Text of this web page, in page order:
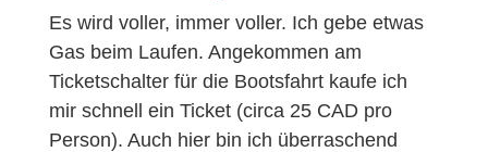
Es wird voller, immer voller. Ich gebe etwas
Gas beim Laufen. Angekommen am
Ticketschalter für die Bootsfahrt kaufe ich
mir schnell ein Ticket (circa 25 CAD pro
Person). Auch hier bin ich überraschend